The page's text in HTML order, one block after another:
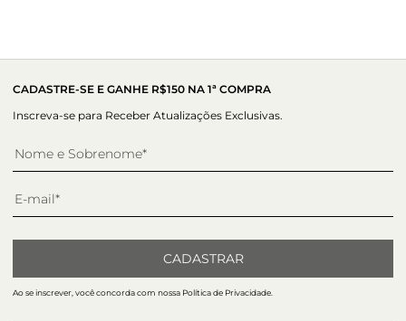
é composta por retalhos de madeira, formando uma
complemente seus looks com a qualidade Paula Torres em
CADASTRE-SE E GANHE R$150 NA 1ª COMPRA
Inscreva-se para Receber Atualizações Exclusivas.
CADASTRAR
Ao se inscrever, você concorda com nossa Política de Privacidade.